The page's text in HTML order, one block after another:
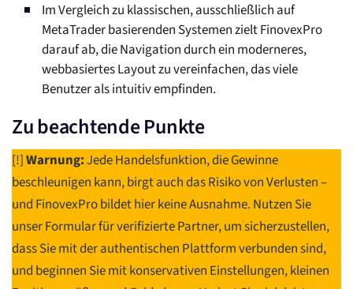
Im Vergleich zu klassischen, ausschließlich auf
MetaTrader basierenden Systemen zielt FinovexPro
darauf ab, die Navigation durch ein moderneres,
webbasiertes Layout zu vereinfachen, das viele
Benutzer als intuitiv empfinden.
Zu beachtende Punkte
[!]Warnung:Jede Handelsfunktion, die Gewinne
beschleunigen kann, birgt auch das Risiko von Verlusten –
und FinovexPro bildet hier keine Ausnahme. Nutzen Sie
unser Formular für verifizierte Partner, um sicherzustellen,
dass Sie mit der authentischen Plattform verbunden sind,
und beginnen Sie mit konservativen Einstellungen, kleinen